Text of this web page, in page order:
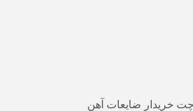
خریدار ضایعات آهن